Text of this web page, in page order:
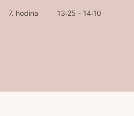
7. hodina 13:25 - 14:10